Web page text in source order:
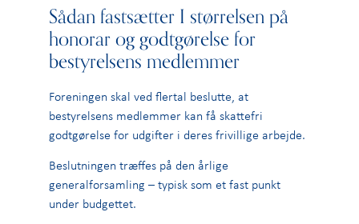
Sådan fastsætter I størrelsen på
honorar og godtgørelse for
bestyrelsens medlemmer
Foreningen skal ved flertal beslutte, at
bestyrelsens medlemmer kan få skattefri
godtgørelse for udgifter i deres frivillige arbejde.
Beslutningen træffes på den årlige
generalforsamling – typisk som et fast punkt
under budgettet.